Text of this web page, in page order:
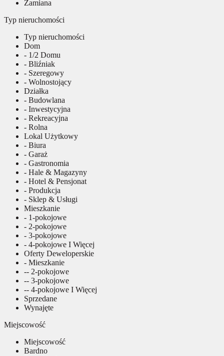
Zamiana
Typ nieruchomości
Typ nieruchomości
Dom
- 1/2 Domu
- Bliźniak
- Szeregowy
- Wolnostojący
Działka
- Budowlana
- Inwestycyjna
- Rekreacyjna
- Rolna
Lokal Użytkowy
- Biura
- Garaż
- Gastronomia
- Hale & Magazyny
- Hotel & Pensjonat
- Produkcja
- Sklep & Usługi
Mieszkanie
- 1-pokojowe
- 2-pokojowe
- 3-pokojowe
- 4-pokojowe I Więcej
Oferty Deweloperskie
- Mieszkanie
-- 2-pokojowe
-- 3-pokojowe
-- 4-pokojowe I Więcej
Sprzedane
Wynajęte
Miejscowość
Miejscowość
Bardno